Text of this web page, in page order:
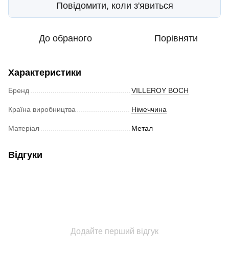
Повідомити, коли з'явиться
До обраного Порівняти
Характеристики
Бренд VILLEROY BOCH
Країна виробництва Німеччина
Матеріал Метал
Відгуки
Додайте перший відгук